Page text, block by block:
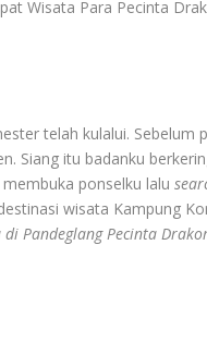
telah kulalui.
Siang itu badanku
membuka ponselku lalu
wisata Kampung
di Pandeglang Pecinta